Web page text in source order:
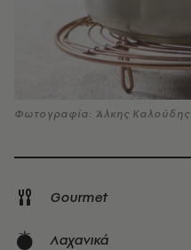
Φωτογραφία: Άλκης Καλούδης
Gourmet
Λαχανικά